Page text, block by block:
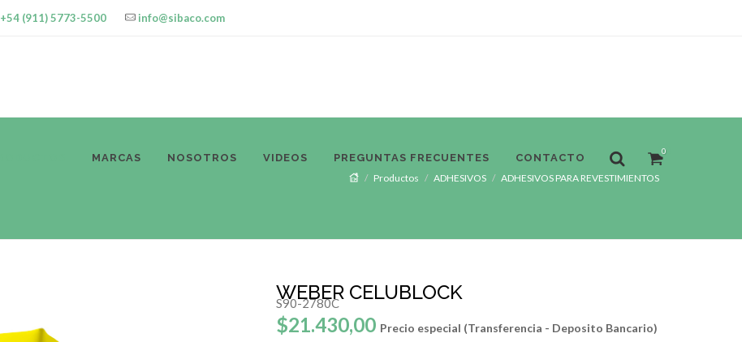
+54 (911) 5773-5500 info@sibaco.com
MARCAS NOSOTROS VIDEOS PREGUNTAS FRECUENTES CONTACTO
0
Productos ADHESIVOS ADHESIVOS PARA REVESTIMIENTOS
WEBER CELUBLOCK
S90-2780C
$21.430,00 Precio especial (Transferencia - Deposito Bancario)